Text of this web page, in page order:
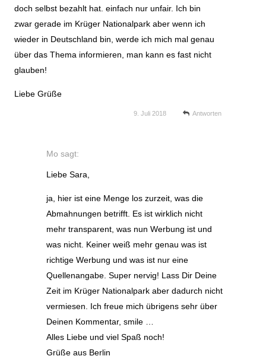
doch selbst bezahlt hat. einfach nur unfair. Ich bin
zwar gerade im Krüger Nationalpark aber wenn ich
wieder in Deutschland bin, werde ich mich mal genau
über das Thema informieren, man kann es fast nicht
glauben!
Liebe Grüße
9. Juli 2018 Antworten
Mo sagt:
Liebe Sara,
ja, hier ist eine Menge los zurzeit, was die
Abmahnungen betrifft. Es ist wirklich nicht
mehr transparent, was nun Werbung ist und
was nicht. Keiner weiß mehr genau was ist
richtige Werbung und was ist nur eine
Quellenangabe. Super nervig! Lass Dir Deine
Zeit im Krüger Nationalpark aber dadurch nicht
vermiesen. Ich freue mich übrigens sehr über
Deinen Kommentar, smile …
Alles Liebe und viel Spaß noch!
Grüße aus Berlin